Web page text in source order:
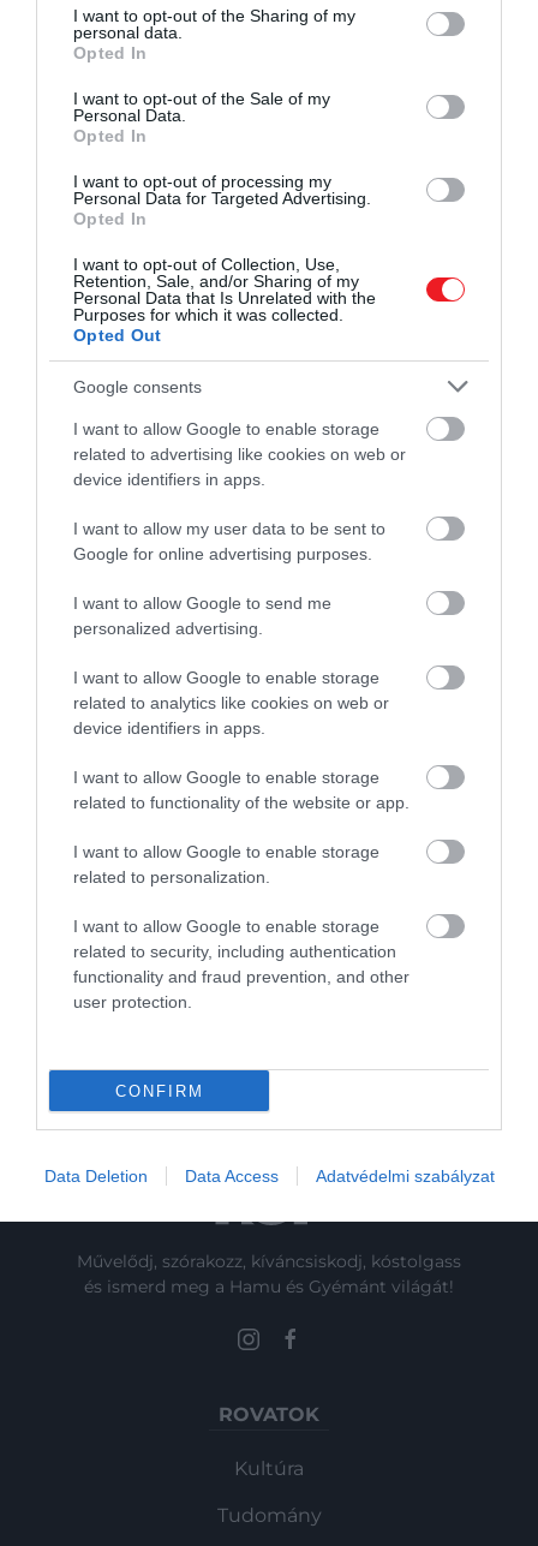
not limited to your visit or usage behaviour. You may click to
grant or deny consent to Google and its third-party tags to
use your data for below specified purposes in below Google
consent section.
I want to opt-out of the Sharing of my
personal data.
Opted In
I want to opt-out of the Sale of my
Personal Data.
Opted In
I want to opt-out of processing my
Personal Data for Targeted Advertising.
Opted In
I want to opt-out of Collection, Use,
Retention, Sale, and/or Sharing of my
Personal Data that Is Unrelated with the
Purposes for which it was collected.
Opted Out
Google consents
I want to allow Google to enable storage
related to advertising like cookies on web or
device identifiers in apps.
I want to allow my user data to be sent to
Google for online advertising purposes.
I want to allow Google to send me
personalized advertising.
I want to allow Google to enable storage
related to analytics like cookies on web or
device identifiers in apps.
I want to allow Google to enable storage
related to functionality of the website or app.
I want to allow Google to enable storage
related to personalization.
I want to allow Google to enable storage
related to security, including authentication
functionality and fraud prevention, and other
user protection.
CONFIRM
Data Deletion Data Access Adatvédelmi szabályzat
Richard Kay királyi szakértő szerint
egyszer a
nagymamájának egy pár gumikesztyűt adott a
mosogatáshoz – ez egy királynőnek valóban elég
bizarr ajándékokat. Meghan ezt ugyanolyan
rendkívüli dolognak találta, mint Diána az első királyi
karácsonyán, amikor
vásároltaz apósának. Soha többé nem követte el
ezt a hibát.
De néhai anyósával ellentétben Meghan sokkal
tájékozottabb volt. Az első karácsonyán zseniálisan
játszott: vett egy éneklő hörcsögöt a királynőnek,
akik imádta és a corgik is.
Olvasd el ezt is!Egész napos falatozás – ezt eszik
karácsonykor a brit királyi családban
más. A királyi család többi tagjával való folyamatos
viszálykodás eredményeként Harry és Meghan
várhatóan nem tölti az Egyesült Királyságban az
ünnepeket.
KULTÚRA MEGHAN MARKLE
ERZSÉBET KIRÁLYNŐ AJÁNDÉK
2026. AUGUSZTUS 5. ● KULTÚRA
Mindenki figyel mindenkit, ezért lehetetlen
fellázadni…
2026. JÚLIUS 14. ● KULTÚRA
Tetoválások és levágott kisujjak: így
Művelődj, szórakozz, kíváncsiskodj, kóstolgass
és ismerd meg a Hamu és Gyémánt világát!
ROVATOK
Kultúra
Tudomány